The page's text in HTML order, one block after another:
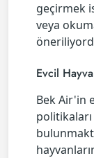
geçirmek
veya
Evcil
Bek Air'in
politikaları